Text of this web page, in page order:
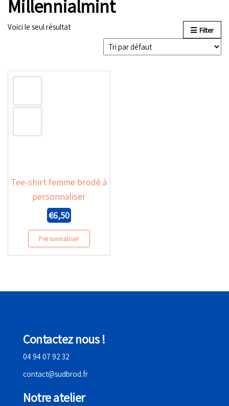
Millennialmint
Filter
Voici le seul résultat
Tee-shirt femme brodé à
personnaliser
€6,50
Personnaliser
Contactez nous !
04 94 07 92 32
contact@sudbrod.fr
Notre atelier